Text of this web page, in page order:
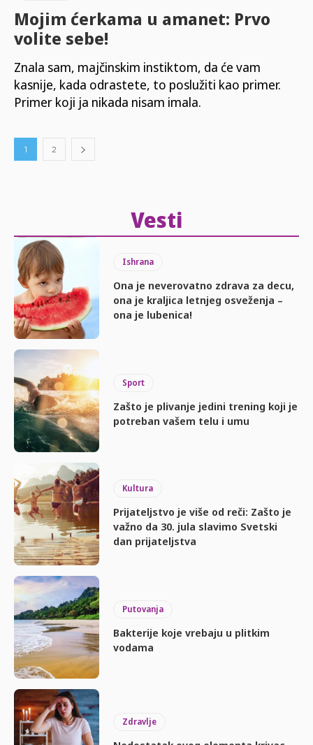
Mojim ćerkama u amanet: Prvo
volite sebe!
Znala sam, majčinskim instiktom, da će vam
kasnije, kada odrastete, to poslužiti kao primer.
Primer koji ja nikada nisam imala.
1 2
Vesti
Ishrana
Ona je neverovatno zdrava za decu,
ona je kraljica letnjeg osveženja –
ona je lubenica!
Sport
Zašto je plivanje jedini trening koji je
potreban vašem telu i umu
Kultura
Prijateljstvo je više od reči: Zašto je
važno da 30. jula slavimo Svetski
dan prijateljstva
Putovanja
Bakterije koje vrebaju u plitkim
vodama
Zdravlje